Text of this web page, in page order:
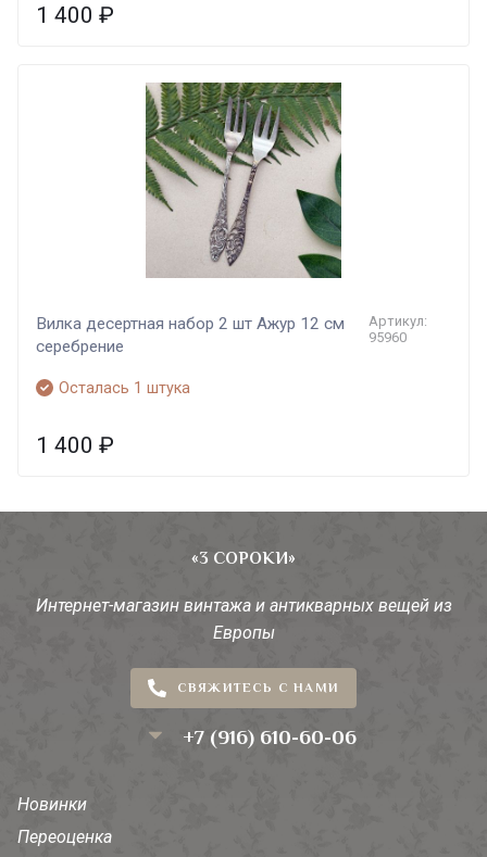
1 400 ₽
Вилка десертная набор 2 шт Ажур 12 см
серебрение
Артикул:
95960
Осталась 1 штука
1 400 ₽
«3 СОРОКИ»
Интернет-магазин винтажа и антикварных вещей из
Европы
СВЯЖИТЕСЬ С НАМИ
+7 (916) 610-60-06
Новинки
Переоценка